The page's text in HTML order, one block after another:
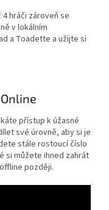
hráči zároveň se
v lokálním
a Toadette a užijte si
přístup k úžasné
své úrovně, aby si je
stále rostoucí číslo
si můžete ihned zahrát
později.